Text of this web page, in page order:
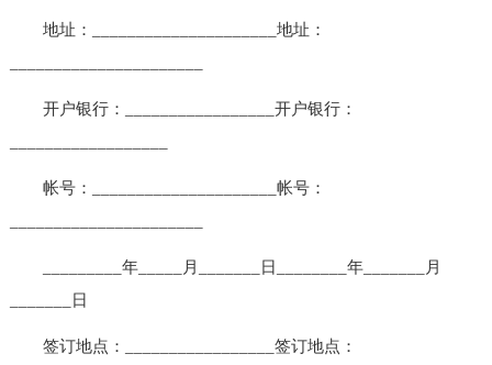
地址：_____________________地址：
开户银行：_________________开户银行：
帐号：_____________________帐号：
_________年_____月_______日________年_______月
_______日
签订地点：_________________签订地点：